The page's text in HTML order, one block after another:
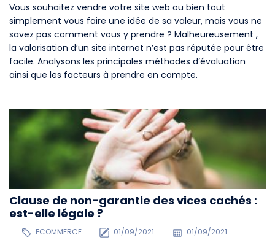
Vous souhaitez vendre votre site web ou bien tout
simplement vous faire une idée de sa valeur, mais vous ne
savez pas comment vous y prendre ? Malheureusement ,
la valorisation d’un site internet n’est pas réputée pour être
facile. Analysons les principales méthodes d’évaluation
ainsi que les facteurs à prendre en compte.
Clause de non-garantie des vices cachés :
est-elle légale ?
ECOMMERCE 01/09/2021
01/09/2021